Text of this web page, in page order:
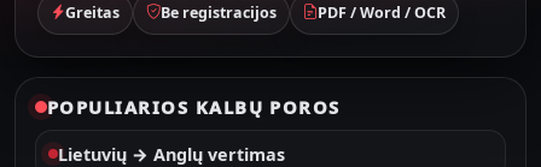
Greitas Be registracijos PDF / Word / OCR
POPULIARIOS KALBŲ POROS
Lietuvių → Anglų vertimas